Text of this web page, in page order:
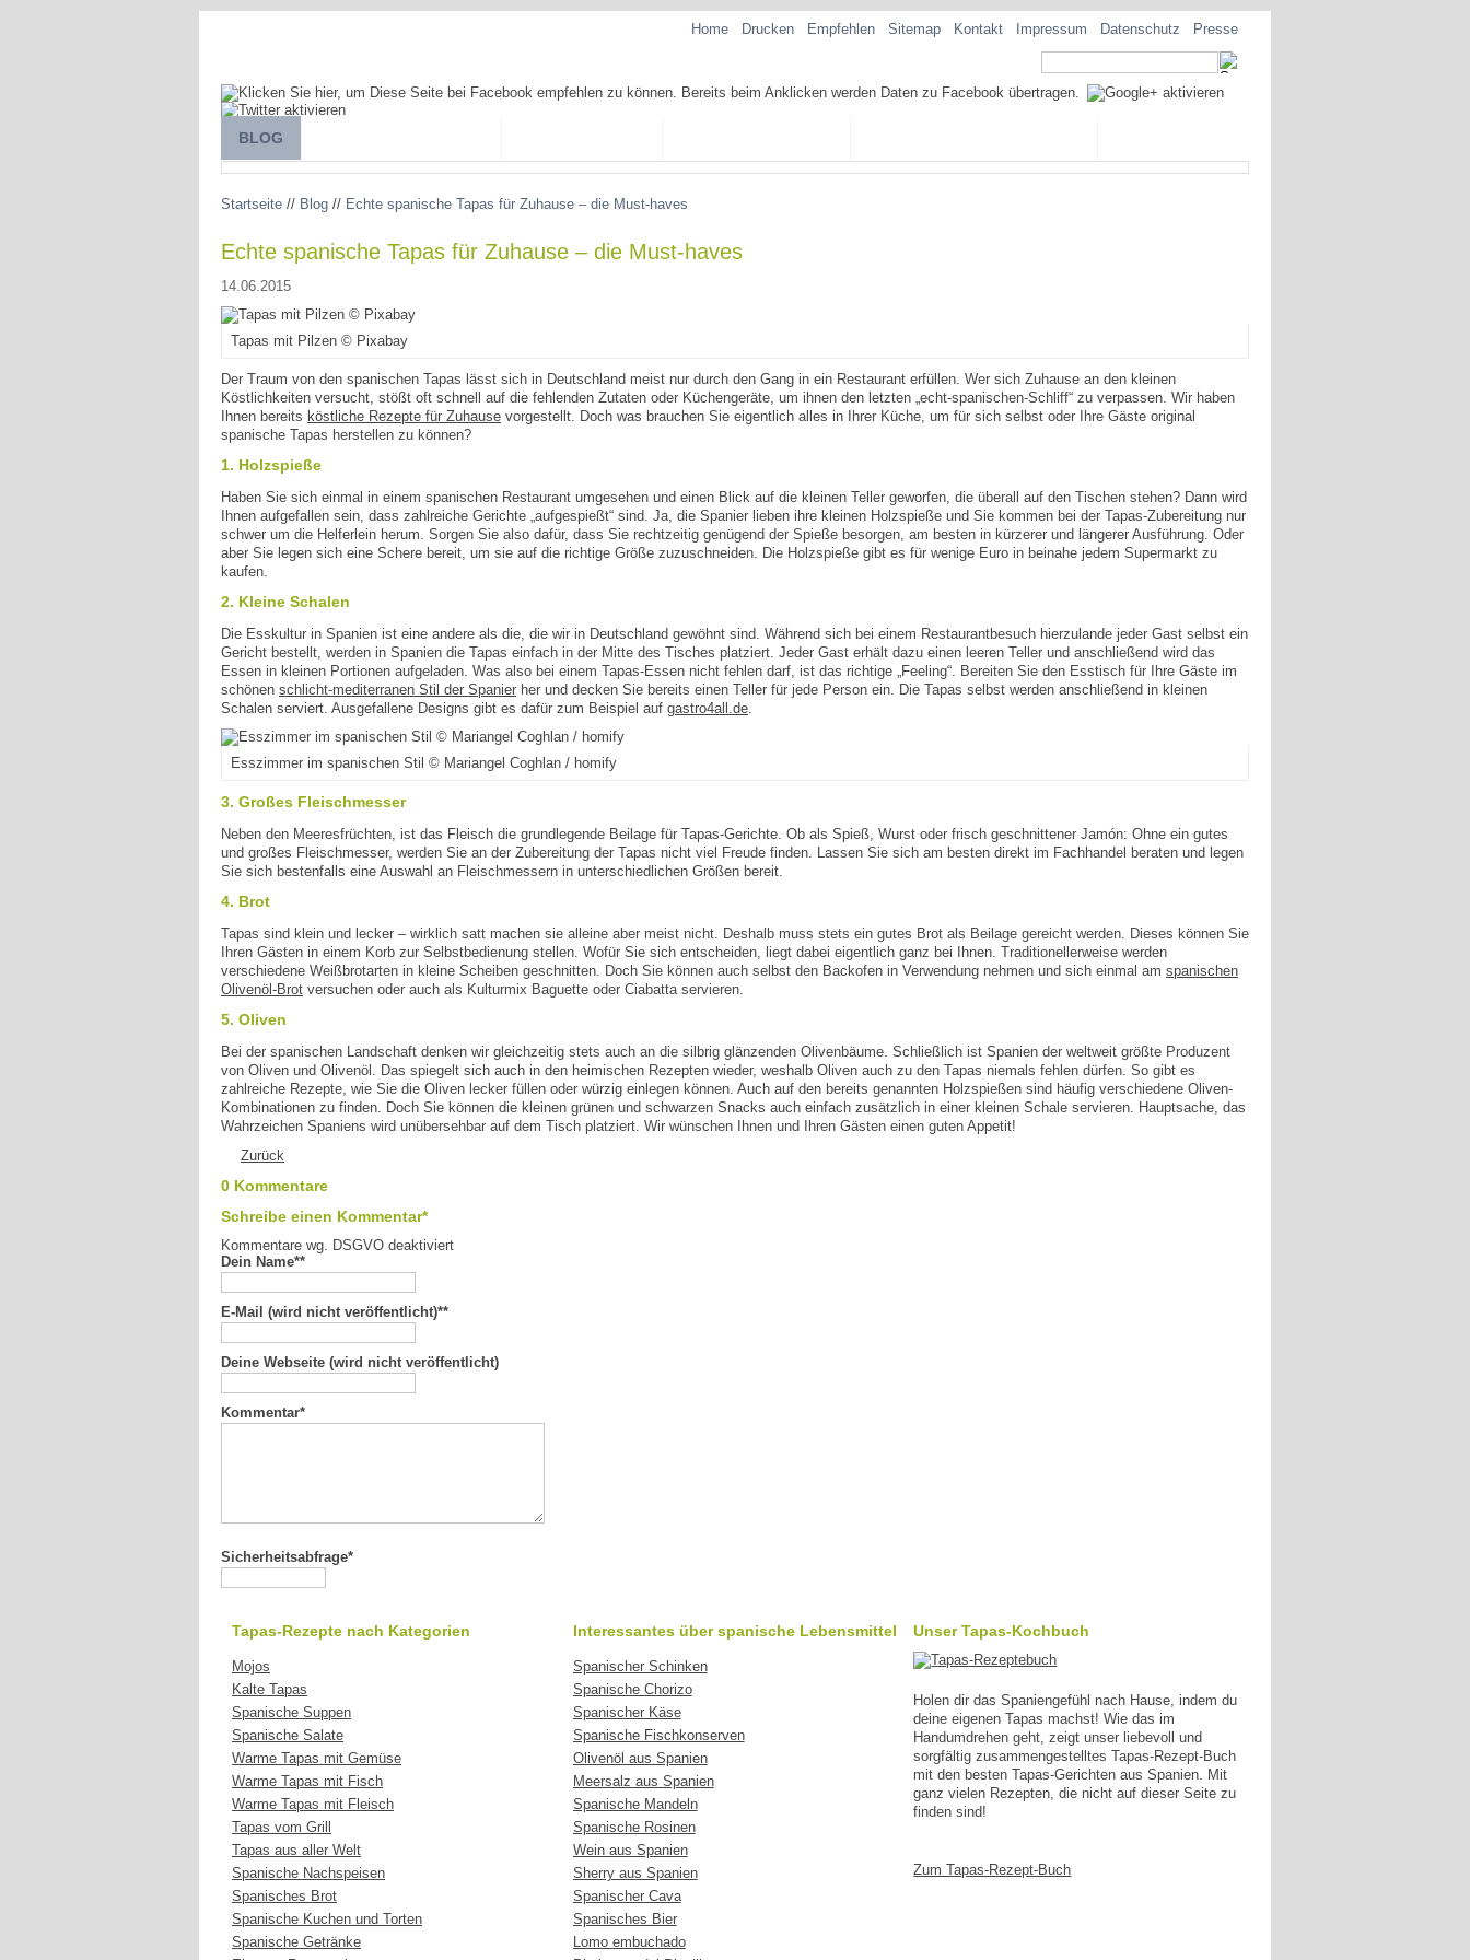
Home Drucken Empfehlen Sitemap Kontakt Impressum Datenschutz Presse
BLOG
Startseite // Blog // Echte spanische Tapas für Zuhause – die Must-haves
Echte spanische Tapas für Zuhause – die Must-haves
14.06.2015
Tapas mit Pilzen © Pixabay
Der Traum von den spanischen Tapas lässt sich in Deutschland meist nur durch den Gang in ein Restaurant erfüllen. Wer sich Zuhause an den kleinen
Köstlichkeiten versucht, stößt oft schnell auf die fehlenden Zutaten oder Küchengeräte, um ihnen den letzten „echt-spanischen-Schliff“ zu verpassen. Wir haben
Ihnen bereits köstliche Rezepte für Zuhause vorgestellt. Doch was brauchen Sie eigentlich alles in Ihrer Küche, um für sich selbst oder Ihre Gäste original
spanische Tapas herstellen zu können?
1. Holzspieße
Haben Sie sich einmal in einem spanischen Restaurant umgesehen und einen Blick auf die kleinen Teller geworfen, die überall auf den Tischen stehen? Dann wird
Ihnen aufgefallen sein, dass zahlreiche Gerichte „aufgespießt“ sind. Ja, die Spanier lieben ihre kleinen Holzspieße und Sie kommen bei der Tapas-Zubereitung nur
schwer um die Helferlein herum. Sorgen Sie also dafür, dass Sie rechtzeitig genügend der Spieße besorgen, am besten in kürzerer und längerer Ausführung. Oder
aber Sie legen sich eine Schere bereit, um sie auf die richtige Größe zuzuschneiden. Die Holzspieße gibt es für wenige Euro in beinahe jedem Supermarkt zu
kaufen.
2. Kleine Schalen
Die Esskultur in Spanien ist eine andere als die, die wir in Deutschland gewöhnt sind. Während sich bei einem Restaurantbesuch hierzulande jeder Gast selbst ein
Gericht bestellt, werden in Spanien die Tapas einfach in der Mitte des Tisches platziert. Jeder Gast erhält dazu einen leeren Teller und anschließend wird das
Essen in kleinen Portionen aufgeladen. Was also bei einem Tapas-Essen nicht fehlen darf, ist das richtige „Feeling“. Bereiten Sie den Esstisch für Ihre Gäste im
schönen schlicht-mediterranen Stil der Spanier her und decken Sie bereits einen Teller für jede Person ein. Die Tapas selbst werden anschließend in kleinen
Schalen serviert. Ausgefallene Designs gibt es dafür zum Beispiel auf gastro4all.de.
Esszimmer im spanischen Stil © Mariangel Coghlan / homify
3. Großes Fleischmesser
Neben den Meeresfrüchten, ist das Fleisch die grundlegende Beilage für Tapas-Gerichte. Ob als Spieß, Wurst oder frisch geschnittener Jamón: Ohne ein gutes
und großes Fleischmesser, werden Sie an der Zubereitung der Tapas nicht viel Freude finden. Lassen Sie sich am besten direkt im Fachhandel beraten und legen
Sie sich bestenfalls eine Auswahl an Fleischmessern in unterschiedlichen Größen bereit.
4. Brot
Tapas sind klein und lecker – wirklich satt machen sie alleine aber meist nicht. Deshalb muss stets ein gutes Brot als Beilage gereicht werden. Dieses können Sie
Ihren Gästen in einem Korb zur Selbstbedienung stellen. Wofür Sie sich entscheiden, liegt dabei eigentlich ganz bei Ihnen. Traditionellerweise werden
verschiedene Weißbrotarten in kleine Scheiben geschnitten. Doch Sie können auch selbst den Backofen in Verwendung nehmen und sich einmal am spanischen
Olivenöl-Brot versuchen oder auch als Kulturmix Baguette oder Ciabatta servieren.
5. Oliven
Bei der spanischen Landschaft denken wir gleichzeitig stets auch an die silbrig glänzenden Olivenbäume. Schließlich ist Spanien der weltweit größte Produzent
von Oliven und Olivenöl. Das spiegelt sich auch in den heimischen Rezepten wieder, weshalb Oliven auch zu den Tapas niemals fehlen dürfen. So gibt es
zahlreiche Rezepte, wie Sie die Oliven lecker füllen oder würzig einlegen können. Auch auf den bereits genannten Holzspießen sind häufig verschiedene Oliven-
Kombinationen zu finden. Doch Sie können die kleinen grünen und schwarzen Snacks auch einfach zusätzlich in einer kleinen Schale servieren. Hauptsache, das
Wahrzeichen Spaniens wird unübersehbar auf dem Tisch platziert. Wir wünschen Ihnen und Ihren Gästen einen guten Appetit!
Zurück
0 Kommentare
Schreibe einen Kommentar*
Kommentare wg. DSGVO deaktiviert
Dein Name**
E-Mail (wird nicht veröffentlicht)**
Deine Webseite (wird nicht veröffentlicht)
Kommentar*
Sicherheitsabfrage*
Tapas-Rezepte nach Kategorien
Mojos
Kalte Tapas
Spanische Suppen
Spanische Salate
Warme Tapas mit Gemüse
Warme Tapas mit Fisch
Warme Tapas mit Fleisch
Tapas vom Grill
Tapas aus aller Welt
Spanische Nachspeisen
Spanisches Brot
Spanische Kuchen und Torten
Spanische Getränke
Interessantes über spanische Lebensmittel
Spanischer Schinken
Spanische Chorizo
Spanischer Käse
Spanische Fischkonserven
Olivenöl aus Spanien
Meersalz aus Spanien
Spanische Mandeln
Spanische Rosinen
Wein aus Spanien
Sherry aus Spanien
Spanischer Cava
Spanisches Bier
Lomo embuchado
Unser Tapas-Kochbuch
Holen dir das Spaniengefühl nach Hause, indem du
deine eigenen Tapas machst! Wie das im
Handumdrehen geht, zeigt unser liebevoll und
sorgfältig zusammengestelltes Tapas-Rezept-Buch
mit den besten Tapas-Gerichten aus Spanien. Mit
ganz vielen Rezepten, die nicht auf dieser Seite zu
finden sind!
Zum Tapas-Rezept-Buch